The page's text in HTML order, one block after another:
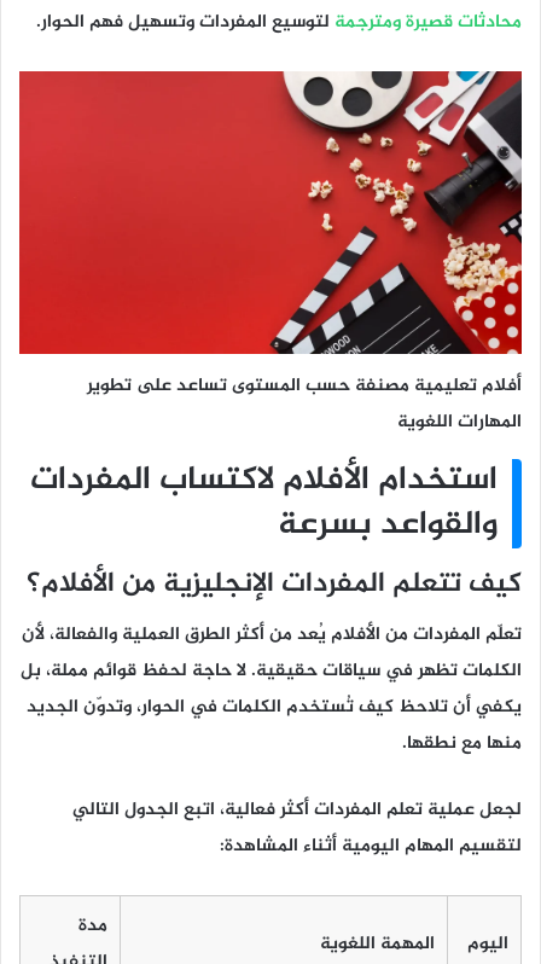
محادثات قصيرة ومترجمة لتوسيع المفردات وتسهيل فهم الحوار.
أفلام تعليمية مصنفة حسب المستوى تساعد على تطوير
المهارات اللغوية
استخدام الأفلام لاكتساب المفردات
والقواعد بسرعة
كيف تتعلم المفردات الإنجليزية من الأفلام؟
تعلّم المفردات من الأفلام يُعد من أكثر الطرق العملية والفعالة، لأن
الكلمات تظهر في سياقات حقيقية. لا حاجة لحفظ قوائم مملة، بل
يكفي أن تلاحظ كيف تُستخدم الكلمات في الحوار، وتدوّن الجديد
منها مع نطقها.
لجعل عملية تعلم المفردات أكثر فعالية، اتبع الجدول التالي
لتقسيم المهام اليومية أثناء المشاهدة:
اليوم المهمة اللغوية
مدة